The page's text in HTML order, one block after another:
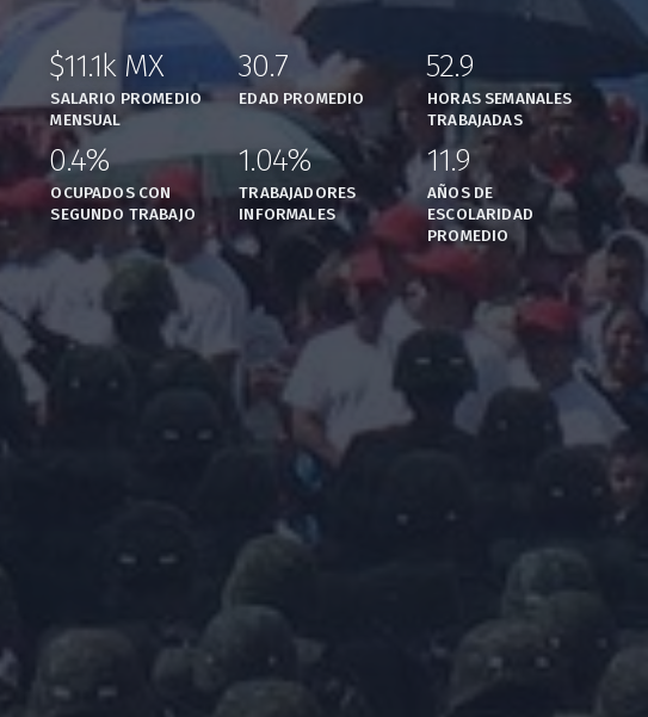
$11.1k MX
SALARIO PROMEDIO
MENSUAL
30.7,
EDAD PROMEDIO
52.9
HORAS SEMANALES
TRABAJADAS
0.4%
OCUPADOS CON
SEGUNDO TRABAJO
1.04%,
TRABAJADORES
INFORMALES
11.9
AÑOS DE
ESCOLARIDAD
PROMEDIO